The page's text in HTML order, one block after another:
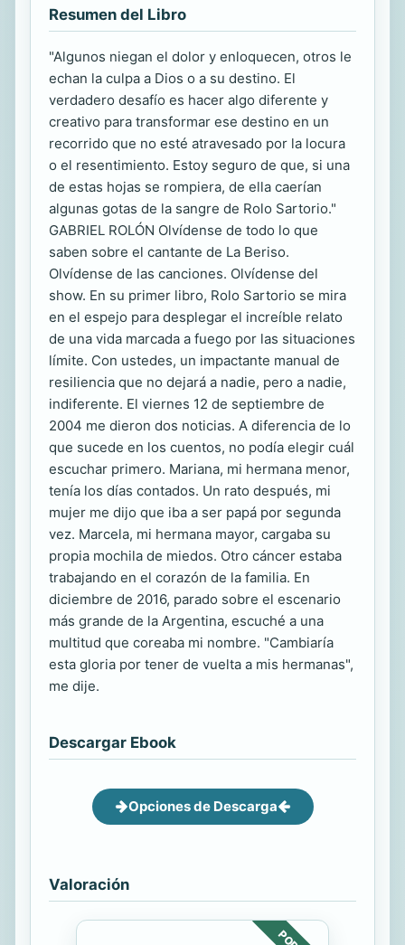
Resumen del Libro
"Algunos niegan el dolor y enloquecen, otros le
echan la culpa a Dios o a su destino. El
verdadero desafío es hacer algo diferente y
creativo para transformar ese destino en un
recorrido que no esté atravesado por la locura
o el resentimiento. Estoy seguro de que, si una
de estas hojas se rompiera, de ella caerían
algunas gotas de la sangre de Rolo Sartorio."
GABRIEL ROLÓN Olvídense de todo lo que
saben sobre el cantante de La Beriso.
Olvídense de las canciones. Olvídense del
show. En su primer libro, Rolo Sartorio se mira
en el espejo para desplegar el increíble relato
de una vida marcada a fuego por las situaciones
límite. Con ustedes, un impactante manual de
resiliencia que no dejará a nadie, pero a nadie,
indiferente. El viernes 12 de septiembre de
2004 me dieron dos noticias. A diferencia de lo
que sucede en los cuentos, no podía elegir cuál
escuchar primero. Mariana, mi hermana menor,
tenía los días contados. Un rato después, mi
mujer me dijo que iba a ser papá por segunda
vez. Marcela, mi hermana mayor, cargaba su
propia mochila de miedos. Otro cáncer estaba
trabajando en el corazón de la familia. En
diciembre de 2016, parado sobre el escenario
más grande de la Argentina, escuché a una
multitud que coreaba mi nombre. "Cambiaría
esta gloria por tener de vuelta a mis hermanas",
me dije.
Descargar Ebook
Opciones de Descarga
Valoración